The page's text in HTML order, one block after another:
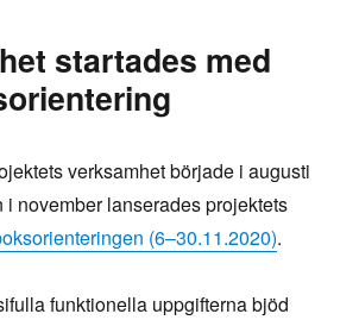
startades med
verksamhet började i augusti
i november lanserades projektets
(6–30.11.2020).
funktionella uppgifterna bjöd